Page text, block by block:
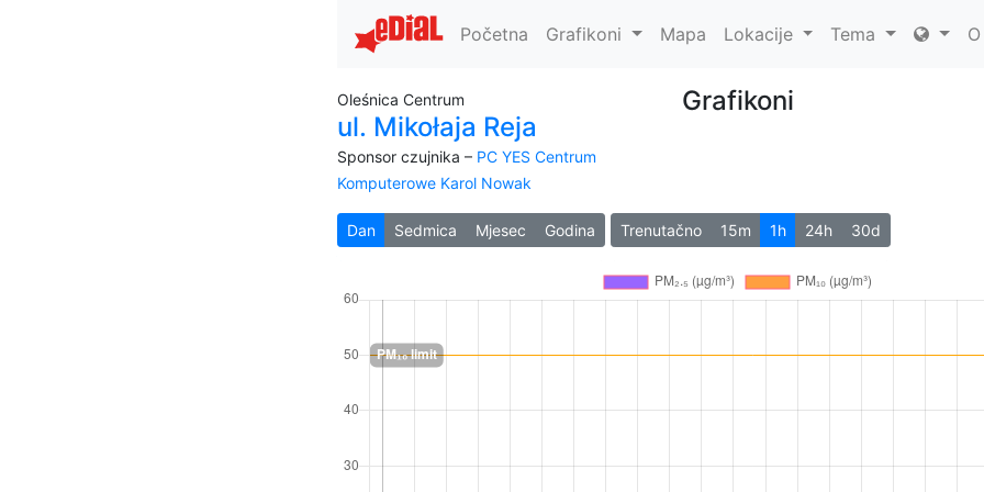
Početna Grafikoni Mapa Lokacije Tema
Oleśnica Centrum
ul. Mikołaja Reja
Sponsor czujnika – PC YES Centrum
Komputerowe Karol Nowak
Grafikoni
Dan Sedmica Mjesec Godina Trenutačno 15m 1h 24h 30d